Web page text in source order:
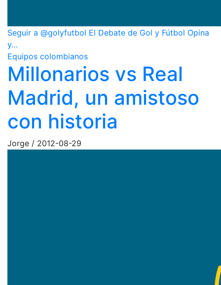
Seguir a @golyfutbol El Debate de Gol y Fútbol Opina
y…
Equipos colombianos
Millonarios vs Real
Madrid, un amistoso
con historia
Jorge / 2012-08-29